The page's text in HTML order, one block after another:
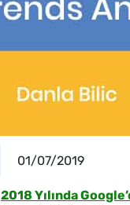
01/07/2019
2018 Yılında